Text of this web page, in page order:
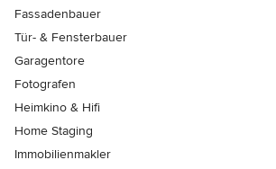
Fassadenbauer
Tür- & Fensterbauer
Garagentore
Fotografen
Heimkino & Hifi
Home Staging
Immobilienmakler